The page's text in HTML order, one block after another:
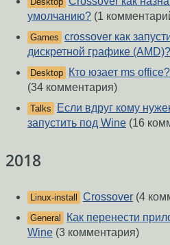
умолчанию? (1
Games crossover как
дискретной графике (AMD)?
Desktop
Кто юзает ms
(34 комментария)
Talks
Если вдруг кому
запустить под Wine (16
2018
Linux-install Crossover (4
General
Как перенести
Wine (3 комментария)